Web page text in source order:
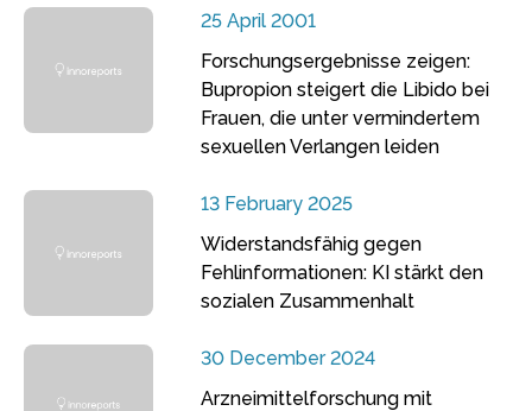
25 April 2001
Forschungsergebnisse zeigen:
Bupropion steigert die Libido bei
Frauen, die unter vermindertem
sexuellen Verlangen leiden
13 February 2025
Widerstandsfähig gegen
Fehlinformationen: KI stärkt den
sozialen Zusammenhalt
30 December 2024
Arzneimittelforschung mit